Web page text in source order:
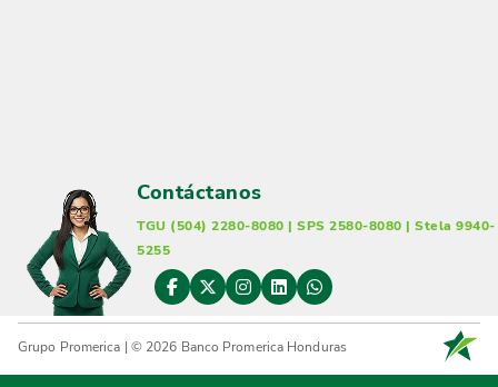
Contáctanos
TGU (504) 2280-8080 | SPS 2580-8080 | Stela 9940-
5255
Grupo Promerica | © 2026 Banco Promerica Honduras